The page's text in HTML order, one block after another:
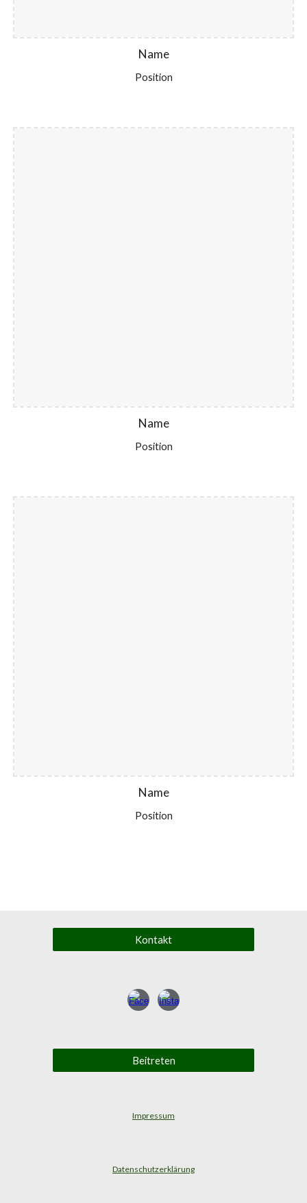
Name
Position
Name
Position
Name
Position
Kontakt
Beitreten
Impressum
Datenschutzerklärung